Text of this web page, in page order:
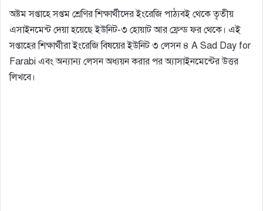
অষ্টম সপ্তাহে সপ্তম শ্রেণির শিক্ষার্থীদের ইংরেজি পাঠ্যবই থেকে তৃতীয়
এসাইনমেন্ট দেয়া হয়েছে ইউনিট-৩ হোয়াট আর ফ্রেন্ড ফর থেকে। এই
সপ্তাহের শিক্ষার্থীরা ইংরেজি বিষয়ের ইউনিট ৩ লেসন ৪ A Sad Day for
Farabi এবং অন্যান্য লেসন অধ্যয়ন করার পর অ্যাসাইনমেন্টের উত্তর
লিখবে।